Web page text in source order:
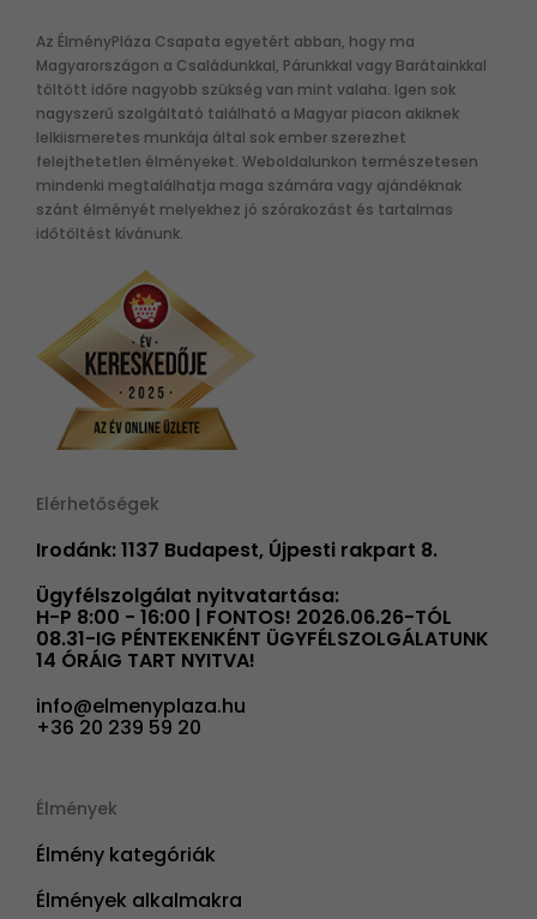
Az ÉlményPláza Csapata egyetért abban, hogy ma
Magyarországon a Családunkkal, Párunkkal vagy Barátainkkal
töltött időre nagyobb szükség van mint valaha. Igen sok
nagyszerű szolgáltató található a Magyar piacon akiknek
lelkiismeretes munkája által sok ember szerezhet
felejthetetlen élményeket. Weboldalunkon természetesen
mindenki megtalálhatja maga számára vagy ajándéknak
szánt élményét melyekhez jó szórakozást és tartalmas
időtöltést kívánunk.
Elérhetőségek
Irodánk: 1137 Budapest, Újpesti rakpart 8.
Ügyfélszolgálat nyitvatartása:
H-P 8:00 - 16:00 | FONTOS! 2026.06.26-TÓL
08.31-IG PÉNTEKENKÉNT ÜGYFÉLSZOLGÁLATUNK
14 ÓRÁIG TART NYITVA!
info@elmenyplaza.hu
+36 20 239 59 20
Élmények
Élmény kategóriák
Élmények alkalmakra